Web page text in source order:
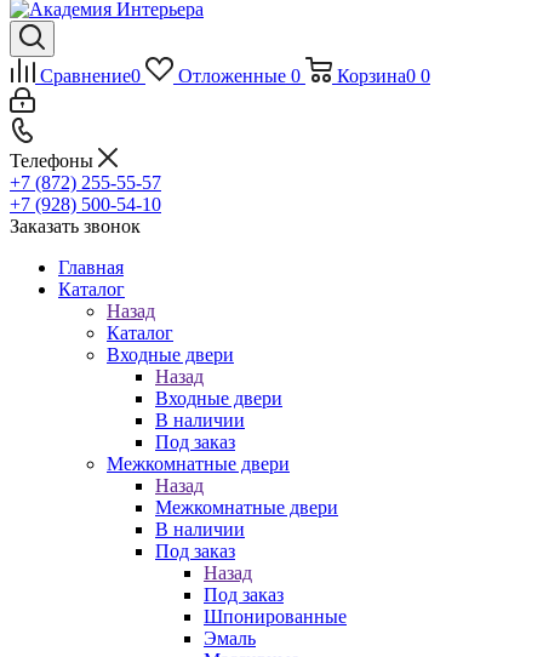
Сравнение0 Отложенные 0 Корзина0 0
Телефоны
+7 (872) 255-55-57
+7 (928) 500-54-10
Заказать звонок
Главная
Каталог
Назад
Каталог
Входные двери
Назад
Входные двери
В наличии
Под заказ
Межкомнатные двери
Назад
Межкомнатные двери
В наличии
Под заказ
Назад
Под заказ
Шпонированные
Эмаль